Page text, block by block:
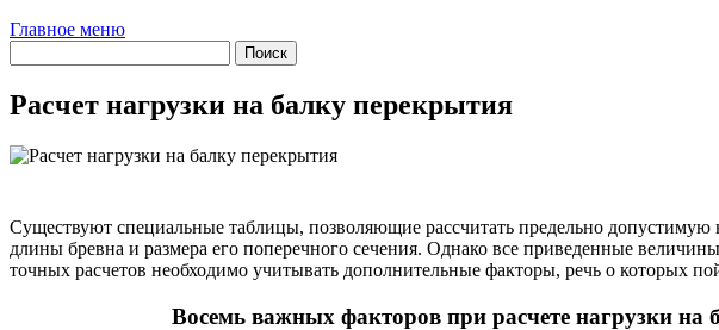
Главное меню
Расчет нагрузки на балку перекрытия
Существуют специальные таблицы, позволяющие рассчитать предельно допустимую
длины бревна и размера его поперечного сечения. Однако все приведенные
точных расчетов необходимо учитывать дополнительные факторы, речь о которых
Восемь важных факторов при расчете нагрузки на